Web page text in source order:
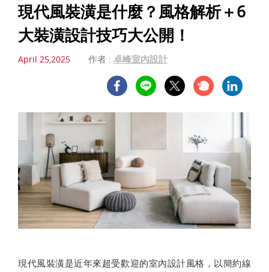
現代風裝潢是什麼？風格解析＋6
大裝潢設計技巧大公開！
April 25,2025 作者 : 卓峰室內設計
現代風裝潢是近年來超受歡迎的室內設計風格，以簡約線